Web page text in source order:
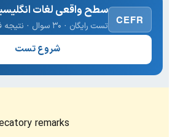
CEFR
سطح واقعی لغات
تست رایگان · ۳۰ سوال · نتیجه فوری
شروع تست
remarks